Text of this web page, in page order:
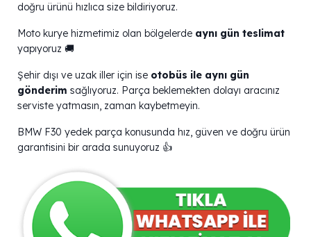
doğru ürünü hızlıca size bildiriyoruz.
Moto kurye hizmetimiz olan bölgelerde aynı gün teslimat
yapıyoruz 🚚
Şehir dışı ve uzak iller için ise otobüs ile aynı gün
gönderim sağlıyoruz. Parça beklemekten dolayı aracınız
serviste yatmasın, zaman kaybetmeyin.
BMW F30 yedek parça konusunda hız, güven ve doğru ürün
garantisini bir arada sunuyoruz 👍